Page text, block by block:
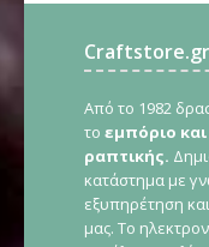
Craftstore.gr
Από το 1982
το εμπόριο
ραπτικής.
κατάστημα με
εξυπηρέτηση
μας. Το